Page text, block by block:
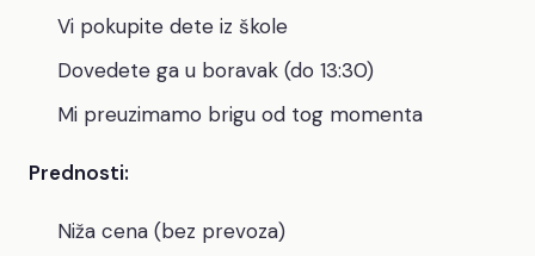
Vi pokupite dete iz škole
Dovedete ga u boravak (do 13:30)
Mi preuzimamo brigu od tog momenta
Prednosti:
Niža cena (bez prevoza)